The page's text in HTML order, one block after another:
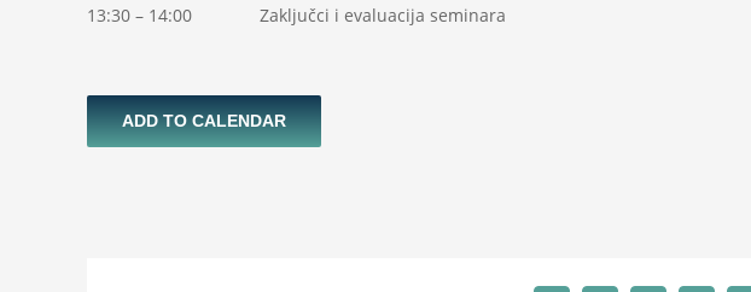
13:30 – 14:00 Zaključci i evaluacija seminara
ADD TO CALENDAR